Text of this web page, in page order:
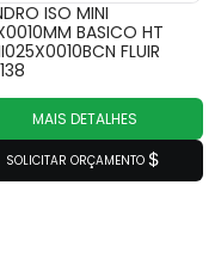
ISO MINI
BASICO HT
FLUIR
MAIS DETALHES
SOLICITAR ORÇAMENTO